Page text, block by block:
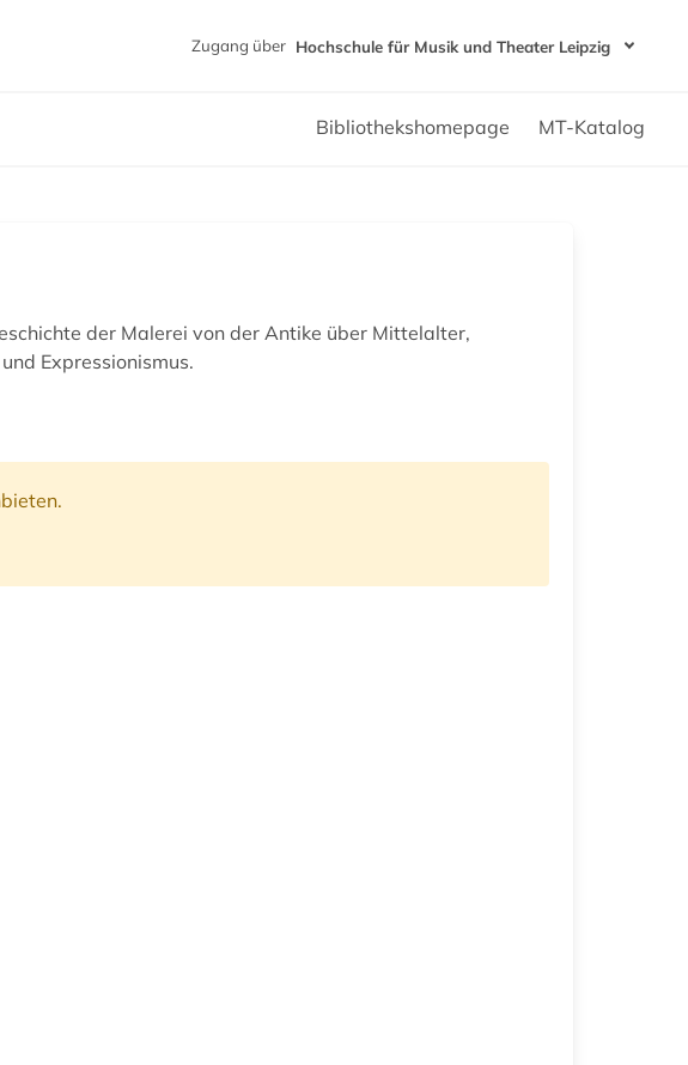
Zugang über Hochschule für Musik und Theater Leipzig
Bibliothekshomepage MT-Katalog
der Malerei von der Antike über Mittelalter,
Expressionismus.